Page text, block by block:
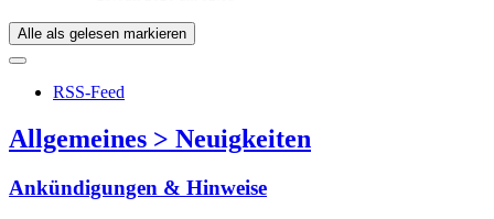
Alle als gelesen markieren
RSS-Feed
Allgemeines > Neuigkeiten
Ankündigungen & Hinweise